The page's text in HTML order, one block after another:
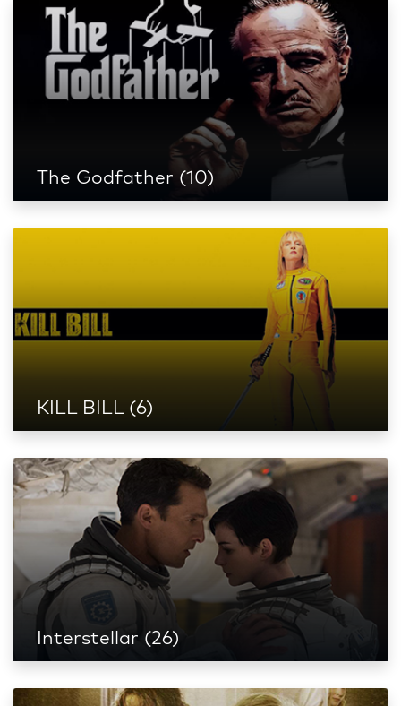
The Godfather (10)
KILL BILL (6)
Interstellar (26)